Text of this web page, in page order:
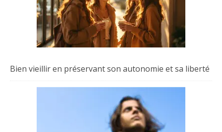
Bien vieillir en préservant son autonomie et sa liberté